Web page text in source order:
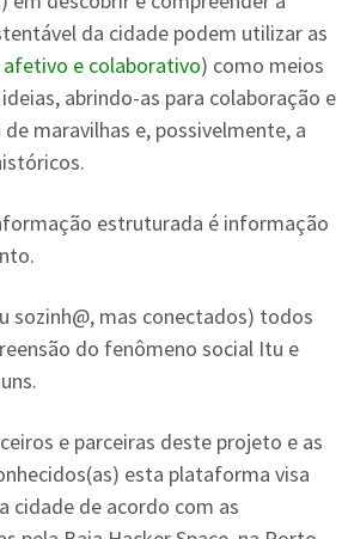
da cidade podem utilizar as
afetivo e colaborativo) como meios
abrindo-as para colaboração e
maravilhas e, possivelmente, a
estruturada é informação
sozinh@, mas conectados) todos
do fenômeno social Itu e
e parceiras deste projeto e as
esta plataforma visa
cidade de acordo com as